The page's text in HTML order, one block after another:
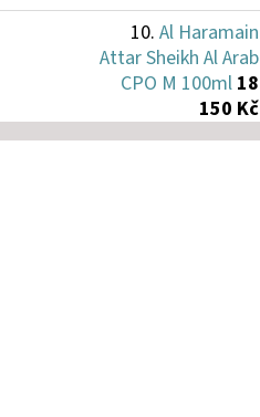
Al Haramain
Attar Sheikh Al Arab
CPO M 100ml 18
150 Kč